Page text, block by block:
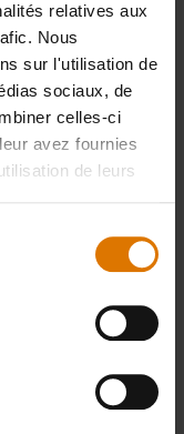
relatives aux
Nous
sur l'utilisation de
sociaux, de
celles-ci
avez fournies
de leurs